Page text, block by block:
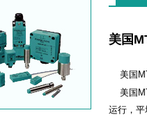
美国
美国
美国
运行，平